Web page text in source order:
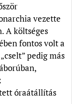
vezette
A költséges
fontos volt a
pedig más
óraátállítás